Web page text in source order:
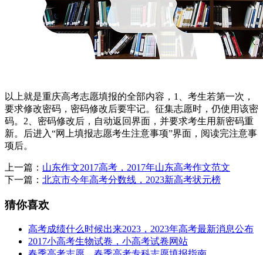
以上就是重庆高考志愿填报的全部内容，1、考生若第一次，
要求修改密码，密码修改后要牢记。征集志愿时，仍使用该密
码。2、密码修改后，自动返回界面，并要求考生用新密码重
新。后进入“网上填报志愿考生注意事项”界面，阅读完注意事
项后。
上一篇： 山东作文2017高考，2017年山东高考作文范文
下一篇： 北京市今年高考分数线，2023新高考状元榜
猜你喜欢
高考成绩什么时候出来2023，2023年高考最新消息公布
2017小高考生物试卷，小高考试卷网站